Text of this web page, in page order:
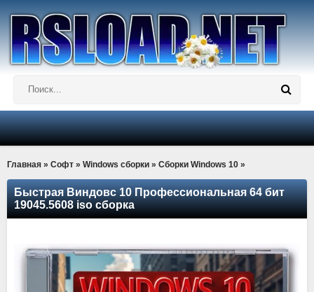
Главная » Софт » Windows сборки » Сборки Windows 10 »
Быстрая Виндовс 10 Профессиональная 64 бит
19045.5608 iso сборка